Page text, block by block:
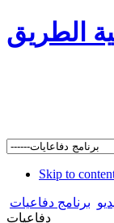
الطريق
Skip to
برنامج دفاعيات
دفاعيات